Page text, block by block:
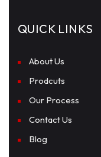
QUICK LINKS
About Us
Prodcuts
Our Process
Contact Us
Blog